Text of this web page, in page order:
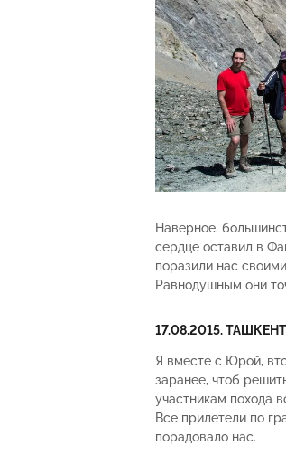
Наверное,
сердце оставил в
поразили нас
Равнодушным они
17.08.2015. ТАШКЕНТ
Я вместе с Юрой,
заранее, чтоб
участникам похода
Все прилетели по
порадовало нас.